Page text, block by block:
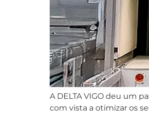
A DELTA VIGO deu um
com vista a otimizar os